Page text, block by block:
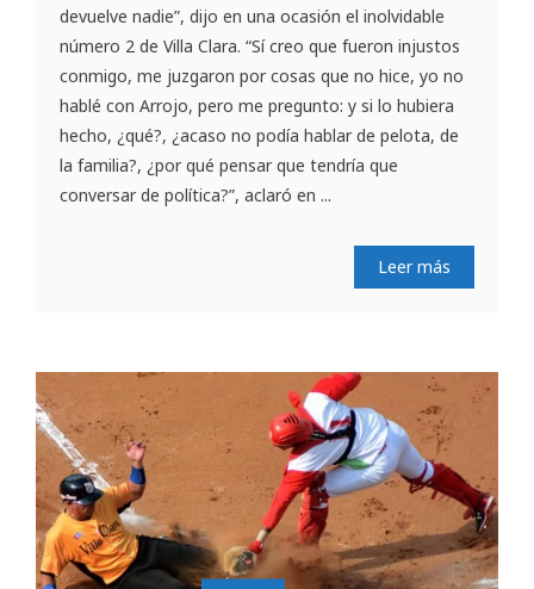
devuelve nadie”, dijo en una ocasión el inolvidable
número 2 de Villa Clara. “Sí creo que fueron injustos
conmigo, me juzgaron por cosas que no hice, yo no
hablé con Arrojo, pero me pregunto: y si lo hubiera
hecho, ¿qué?, ¿acaso no podía hablar de pelota, de
la familia?, ¿por qué pensar que tendría que
conversar de política?”, aclaró en ...
Leer más